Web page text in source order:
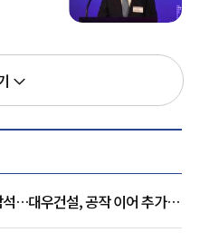
…대우건설, 공작 이어 추가